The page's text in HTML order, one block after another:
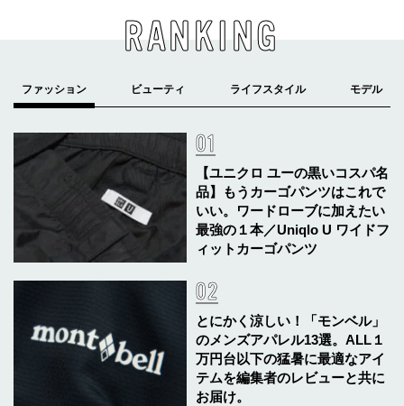
RANKING
【ユニクロ ユーの黒いコスパ名
品】もうカーゴパンツはこれで
いい。ワードローブに加えたい
最強の１本／Uniqlo U ワイドフ
ィットカーゴパンツ
とにかく涼しい！「モンベル」
のメンズアパレル13選。ALL１
万円台以下の猛暑に最適なアイ
テムを編集者のレビューと共に
お届け。